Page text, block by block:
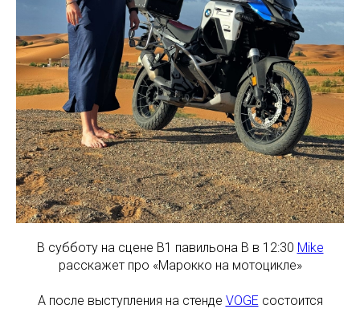
В субботу на сцене В1 павильона В в 12:30 Mike
расскажет про «Марокко на мотоцикле»
А после выступления на стенде VOGE состоится